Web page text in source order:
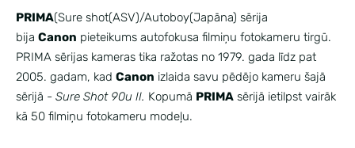
PRIMA(Sure shot(ASV)/Autoboy(Japāna) sērija
bija Canon pieteikums autofokusa filmiņu fotokameru tirgū.
PRIMA sērijas kameras tika ražotas no 1979. gada līdz pat
2005. gadam, kad Canon izlaida savu pēdējo kameru šajā
sērijā - Sure Shot 90u II. Kopumā PRIMA sērijā ietilpst vairāk
kā 50 filmiņu fotokameru modeļu.